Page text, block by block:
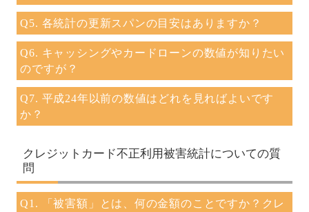
Q5. 各統計の更新スパンの目安はありますか？
Q6. キャッシングやカードローンの数値が知りたい
のですが？
Q7. 平成24年以前の数値はどれを見ればよいです
か？
クレジットカード不正利用被害統計についての質
問
Q1. 「被害額」とは、何の金額のことですか？クレ